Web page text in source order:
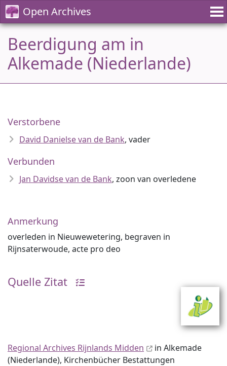
Open Archives
Beerdigung am in
Alkemade (Niederlande)
Verstorbene
David Danielse van de Bank, vader
Verbunden
Jan Davidse van de Bank, zoon van overledene
Anmerkung
overleden in Nieuwewetering, begraven in
Rijnsaterwoude, acte pro deo
Quelle Zitat
Regional Archives Rijnlands Midden
in Alkemade
(Niederlande), Kirchenbücher Bestattungen